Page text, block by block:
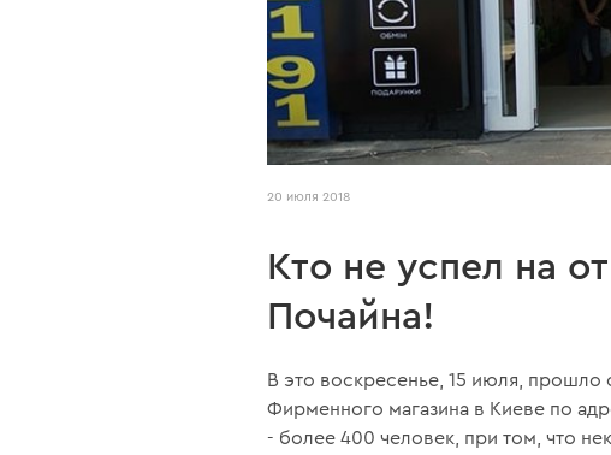
20 июля 2018
Кто не успел на
Почайна!
В это воскресенье, 15 июля,
Фирменного магазина в Киеве по
- более 400 человек, при том, что